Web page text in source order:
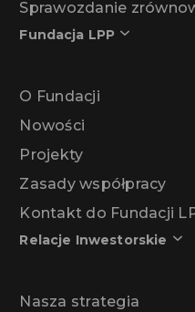
Sprawozdanie
Fundacja LPP
O Fundacji
Nowości
Projekty
Zasady współpracy
Kontakt do Fundacji
Relacje Inwestorskie
Nasza strategia